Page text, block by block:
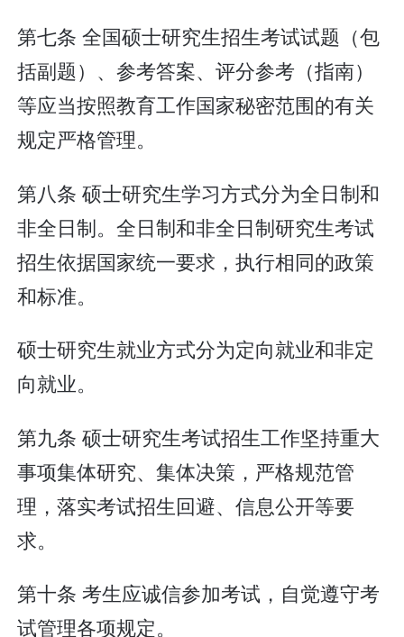
第七条 全国硕士研究生招生考试试题（包
括副题）、参考答案、评分参考（指南）
等应当按照教育工作国家秘密范围的有关
规定严格管理。
第八条 硕士研究生学习方式分为全日制和
非全日制。全日制和非全日制研究生考试
招生依据国家统一要求，执行相同的政策
和标准。
硕士研究生就业方式分为定向就业和非定
向就业。
第九条 硕士研究生考试招生工作坚持重大
事项集体研究、集体决策，严格规范管
理，落实考试招生回避、信息公开等要
求。
第十条 考生应诚信参加考试，自觉遵守考
试管理各项规定。